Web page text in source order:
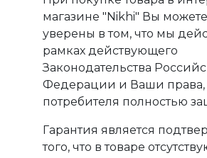
магазине "Nikhi" Вы
уверены в том, что мы
рамках действующего
Законодательства
Федерации и Ваши права,
потребителя полностью
Гарантия является
того, что в товаре